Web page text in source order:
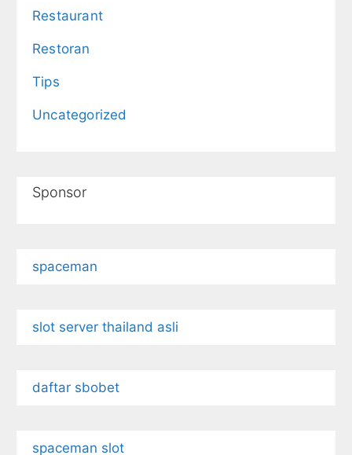
Restaurant
Restoran
Tips
Uncategorized
Sponsor
spaceman
slot server thailand asli
daftar sbobet
spaceman slot